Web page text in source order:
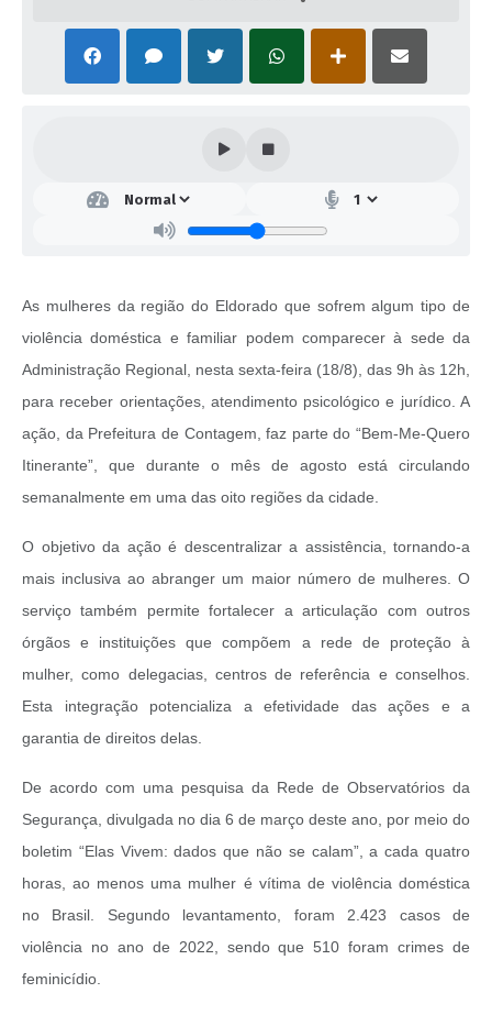
As mulheres da região do Eldorado que sofrem algum tipo de
violência doméstica e familiar podem comparecer à sede da
Administração Regional, nesta sexta-feira (18/8), das 9h às 12h,
para receber orientações, atendimento psicológico e jurídico. A
ação, da Prefeitura de Contagem, faz parte do “Bem-Me-Quero
Itinerante”, que durante o mês de agosto está circulando
semanalmente em uma das oito regiões da cidade.
O objetivo da ação é descentralizar a assistência, tornando-a
mais inclusiva ao abranger um maior número de mulheres. O
serviço também permite fortalecer a articulação com outros
órgãos e instituições que compõem a rede de proteção à
mulher, como delegacias, centros de referência e conselhos.
Esta integração potencializa a efetividade das ações e a
garantia de direitos delas.
De acordo com uma pesquisa da Rede de Observatórios da
Segurança, divulgada no dia 6 de março deste ano, por meio do
boletim “Elas Vivem: dados que não se calam”, a cada quatro
horas, ao menos uma mulher é vítima de violência doméstica
no Brasil. Segundo levantamento, foram 2.423 casos de
violência no ano de 2022, sendo que 510 foram crimes de
feminicídio.